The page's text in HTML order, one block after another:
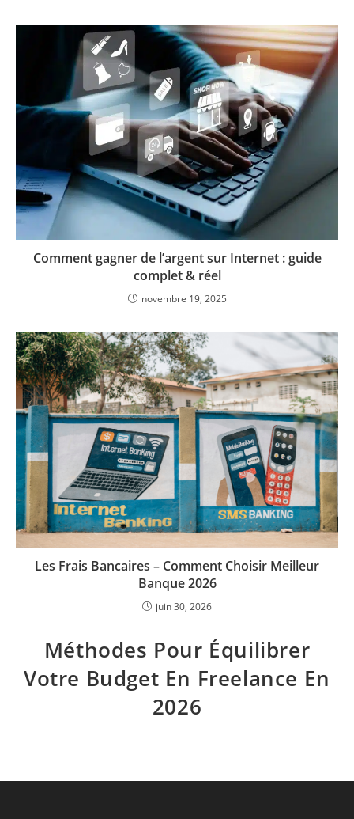
Comment gagner de l’argent sur Internet : guide
complet & réel
novembre 19, 2025
Les Frais Bancaires – Comment Choisir Meilleur
Banque 2026
juin 30, 2026
Méthodes Pour Équilibrer
Votre Budget En Freelance En
2026